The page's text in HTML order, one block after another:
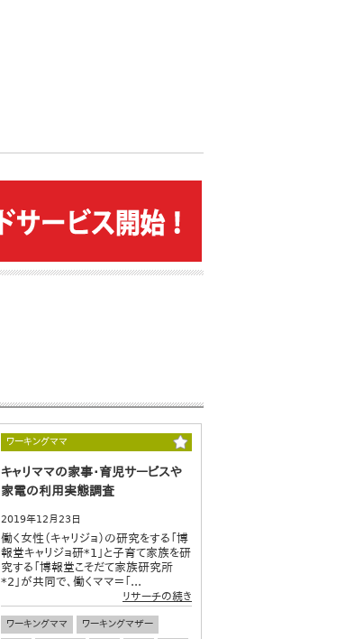
ワーキングママ
キャリママの家事・育児サービスや
家電の利用実態調査
2019年12月23日
働く女性（キャリジョ）の研究をする「博
報堂キャリジョ研*1」と子育て家族を研
究する「博報堂こそだて家族研究所
*2」が共同で、働くママ＝「...
リサーチの続き
ワーキングママ
ワーキングマザー